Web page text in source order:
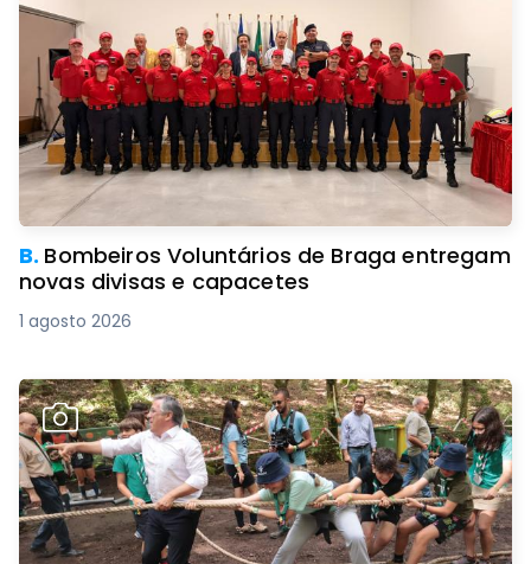
B. Bombeiros Voluntários de Braga entregam
novas divisas e capacetes
1 agosto 2026